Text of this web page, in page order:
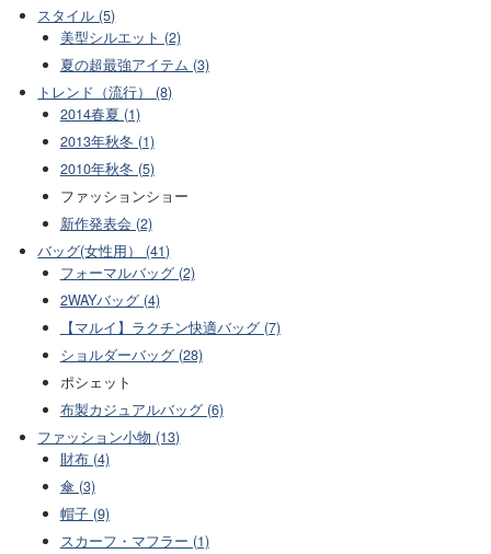
スタイル (5)
美型シルエット (2)
夏の超最強アイテム (3)
トレンド（流行） (8)
2014春夏 (1)
2013年秋冬 (1)
2010年秋冬 (5)
ファッションショー
新作発表会 (2)
バッグ(女性用） (41)
フォーマルバッグ (2)
2WAYバッグ (4)
【マルイ】ラクチン快適バッグ (7)
ショルダーバッグ (28)
ポシェット
布製カジュアルバッグ (6)
ファッション小物 (13)
財布 (4)
傘 (3)
帽子 (9)
スカーフ・マフラー (1)